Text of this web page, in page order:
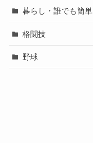
暮らし・誰でも簡単
格闘技
野球